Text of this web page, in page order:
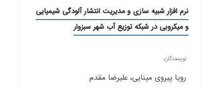
نرم افزار شبیه سازی و مدیریت انتشار آلودگی شیمیایی
و میکروبی در شبکه توزیع آب شهر سبزوار
نویسندگان:
رویا پیروی مینایی، علیرضا مقدم